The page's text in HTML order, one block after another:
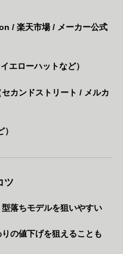
/ 楽天市場 / メーカー公式
エローハットなど）
カンドストリート / メルカ
ツ
落ちモデルを狙いやすい
の値下げを狙えることも